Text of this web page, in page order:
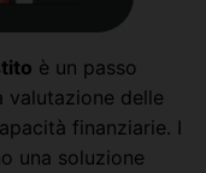
è un passo
valutazione delle
finanziarie. I
una soluzione